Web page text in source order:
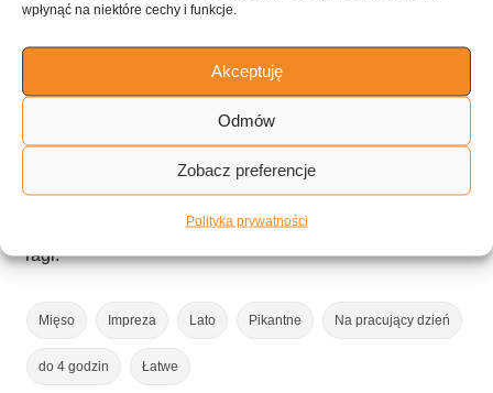
wpłynąć na niektóre cechy i funkcje.
Akceptuję
Odmów
Zobacz preferencje
Polityka prywatności
KUCHNIA
Amerykańska
6 porcji
Tagi:
Mięso Impreza Lato Pikantne Na pracujący dzień
do 4 godzin Łatwe